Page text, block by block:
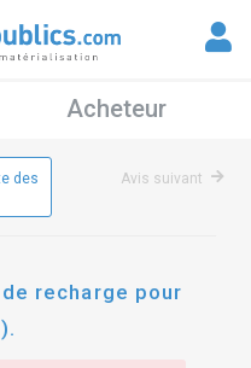
Acheteur
des
Avis suivant
recharge pour